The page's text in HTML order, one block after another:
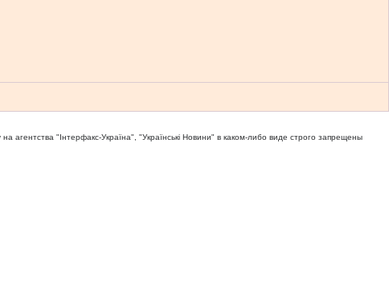
"Iнтерфакс-Україна", "Українськi Новини" в каком-либо виде строго запрещены